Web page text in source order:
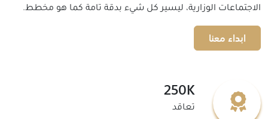
الاجتماعات الوزارية، ليسير كل شيء بدقة تامة كما هو مخطط.
ابداء معنا
250K
تعاقد